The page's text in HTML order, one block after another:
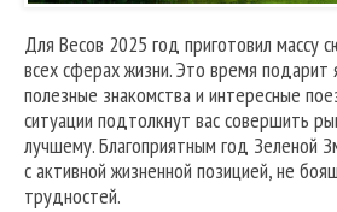
Для Весов 2025 год приготовил массу
всех сферах жизни. Это время подарит
полезные знакомства и интересные
ситуации подтолкнут вас совершить
лучшему. Благоприятным год Зеленой
с активной жизненной позицией, не
трудностей.